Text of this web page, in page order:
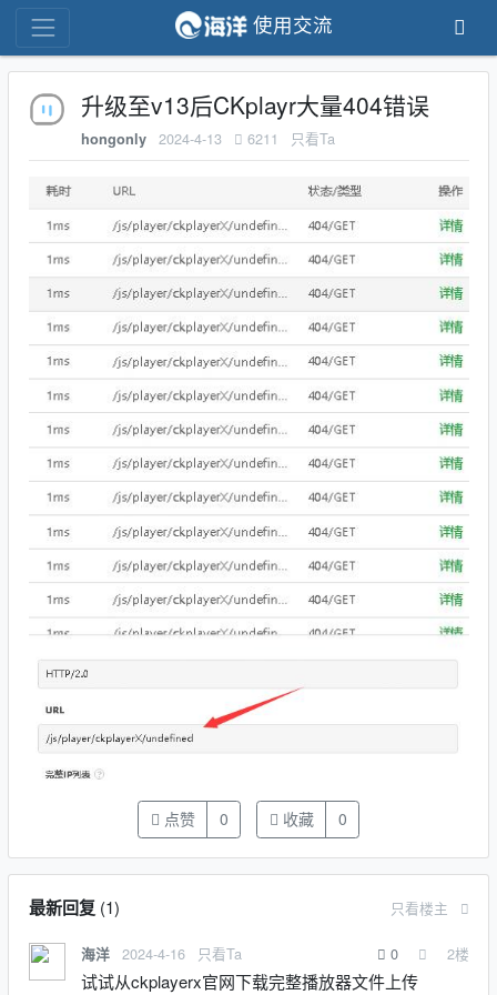
使用交流
升级至v13后CKplayr大量404错误
hongonly 2024-4-13 6211 只看Ta
点赞 0 收藏 0
最新回复(1) 只看楼主
海洋 2024-4-16 只看Ta 0 2楼
试试从ckplayerx官网下载完整播放器文件上传